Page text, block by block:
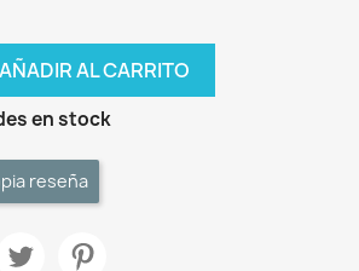
AÑADIR AL CARRITO
en stock
reseña